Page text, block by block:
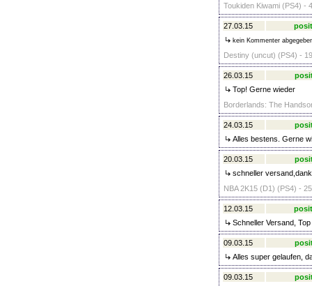
Toukiden Kiwami (PS4) -
27.03.15
kein Kommenter
Destiny (uncut) (PS4) -
26.03.15
Top! Gerne wieder
Borderlands: The
24.03.15
Alles bestens. Gerne
20.03.15
schneller
NBA 2K15 (D1) (PS4) -
12.03.15
Schneller Versand,
09.03.15
Alles super gelaufen,
09.03.15